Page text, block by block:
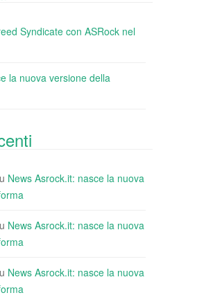
Syndicate con ASRock nel
la nuova versione della
News Asrock.it: nasce la nuova
News Asrock.it: nasce la nuova
News Asrock.it: nasce la nuova